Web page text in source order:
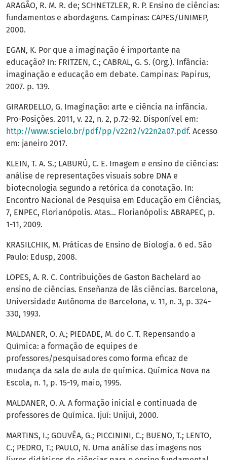
ARAGÃO, R. M. R. de; SCHNETZLER, R. P. Ensino de ciências:
fundamentos e abordagens. Campinas: CAPES/UNIMEP,
2000.
EGAN, K. Por que a imaginação é importante na
educação? In: FRITZEN, C.; CABRAL, G. S. (Org.). Infância:
imaginação e educação em debate. Campinas: Papirus,
2007. p. 139.
GIRARDELLO, G. Imaginação: arte e ciência na infância.
Pro-Posições. 2011, v. 22, n. 2, p.72-92. Disponível em:
http://www.scielo.br/pdf/pp/v22n2/v22n2a07.pdf. Acesso
em: janeiro 2017.
KLEIN, T. A. S.; LABURÚ, C. E. Imagem e ensino de ciências:
análise de representações visuais sobre DNA e
biotecnologia segundo a retórica da conotação. In:
Encontro Nacional de Pesquisa em Educação em Ciências,
7, ENPEC, Florianópolis. Atas... Florianópolis: ABRAPEC, p.
1-11, 2009.
KRASILCHIK, M. Práticas de Ensino de Biologia. 6 ed. São
Paulo: Edusp, 2008.
LOPES, A. R. C. Contribuições de Gaston Bachelard ao
ensino de ciências. Enseñanza de lãs ciências. Barcelona,
Universidade Autônoma de Barcelona, v. 11, n. 3, p. 324-
330, 1993.
MALDANER, O. A.; PIEDADE, M. do C. T. Repensando a
Química: a formação de equipes de
professores/pesquisadores como forma eficaz de
mudança da sala de aula de química. Química Nova na
Escola, n. 1, p. 15-19, maio, 1995.
MALDANER, O. A. A formação inicial e continuada de
professores de Química. Ijuí: Unijuí, 2000.
MARTINS, I.; GOUVÊA, G.; PICCININI, C.; BUENO, T.; LENTO,
C.; PEDRO, T.; PAULO, N. Uma análise das imagens nos